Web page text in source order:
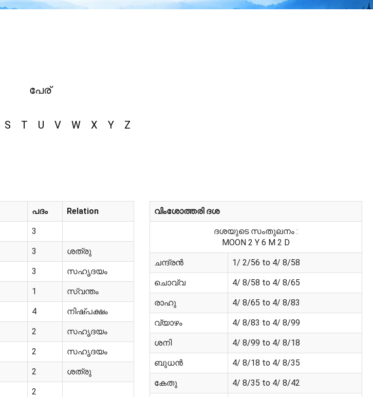
പേര്
S T U V W X Y Z
പദം Relation
3
3 ശത്രു
3 സഹൃദയം
1 സ്വന്തം
4 നിഷ്പക്ഷം
2 സഹൃദയം
2 സഹൃദയം
2 ശത്രു
2
വിംശോത്തരി ദശ
ദശയുടെ സംതുലനം :
MOON 2 Y 6 M 2 D
ചന്ദ്രൻ 1/ 2/56 to 4/ 8/58
ചൊവ്വ 4/ 8/58 to 4/ 8/65
രാഹു 4/ 8/65 to 4/ 8/83
വ്യാഴം 4/ 8/83 to 4/ 8/99
ശനി 4/ 8/99 to 4/ 8/18
ബുധൻ 4/ 8/18 to 4/ 8/35
കേതു 4/ 8/35 to 4/ 8/42